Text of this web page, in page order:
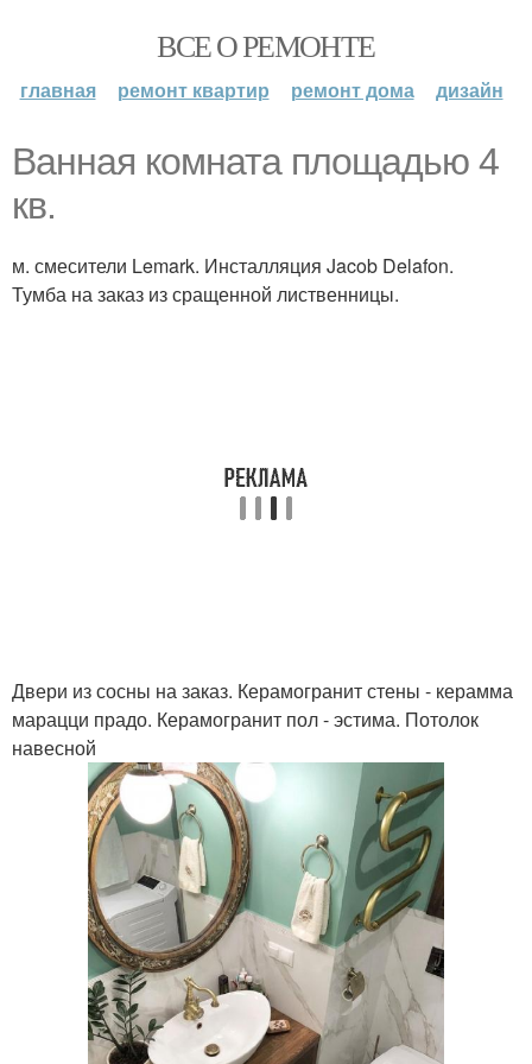
ВСЕ О РЕМОНТЕ
главная ремонт квартир ремонт дома дизайн
Ванная комната площадью 4
кв.
м. смесители Lemark. Инсталляция Jacob Delafon.
Тумба на заказ из сращенной лиственницы.
Двери из сосны на заказ. Керамогранит стены - керамма
марацци прадо. Керамогранит пол - эстима. Потолок
навесной